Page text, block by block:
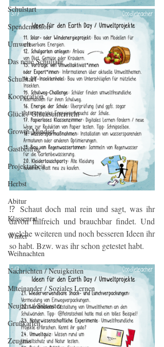
Schulstart
Spendenaktion
Umwelt
Das neue Schuljahr
Schulstart
Kooperation
Glück / Glücksunterricht
Growth Mindset
Gastbeitrag
Projektarbeit
Herbst
Abitur
Klassenrat
Winter
Weihnachten
Nachrichten / Neuigkeiten
Miteinander / Soziales Lernen
Neujahr / Silvester
Grußkarten
Zeugnis
⁉️ Schaut doch mal rein und sagt, was ihr
davon hilfreich und brauchbar findet. Und
welche weiteren und noch besseren Ideen ihr
so habt. Bzw. was ihr schon getestet habt.